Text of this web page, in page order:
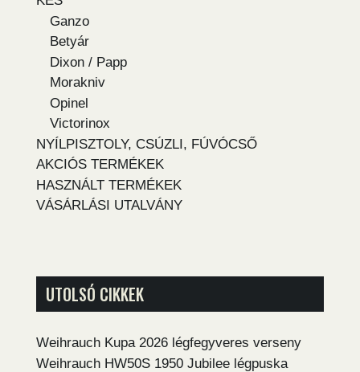
Ganzo
Betyár
Dixon / Papp
Morakniv
Opinel
Victorinox
NYÍLPISZTOLY, CSÚZLI, FÚVÓCSŐ
AKCIÓS TERMÉKEK
HASZNÁLT TERMÉKEK
VÁSÁRLÁSI UTALVÁNY
UTOLSÓ CIKKEK
Weihrauch Kupa 2026 légfegyveres verseny
Weihrauch HW50S 1950 Jubilee légpuska